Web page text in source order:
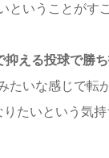
いうことがす
える投球で勝
たいな感じで転
たいという気